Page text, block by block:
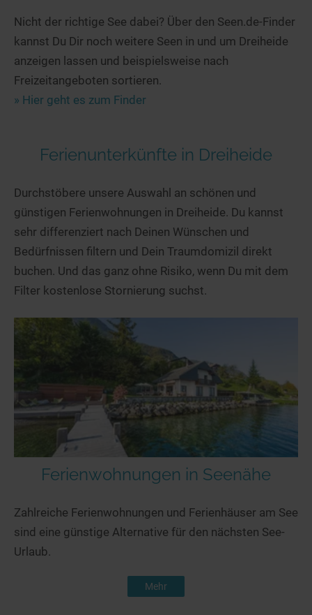
Nicht der richtige See dabei? Über den Seen.de-Finder
kannst Du Dir noch weitere Seen in und um Dreiheide
anzeigen lassen und beispielsweise nach
Freizeitangeboten sortieren.
» Hier geht es zum Finder
Ferienunterkünfte in Dreiheide
Durchstöbere unsere Auswahl an schönen und
günstigen Ferienwohnungen in Dreiheide. Du kannst
sehr differenziert nach Deinen Wünschen und
Bedürfnissen filtern und Dein Traumdomizil direkt
buchen. Und das ganz ohne Risiko, wenn Du mit dem
Filter kostenlose Stornierung suchst.
Ferienwohnungen in Seenähe
Zahlreiche Ferienwohnungen und Ferienhäuser am See
sind eine günstige Alternative für den nächsten See-
Urlaub.
Mehr